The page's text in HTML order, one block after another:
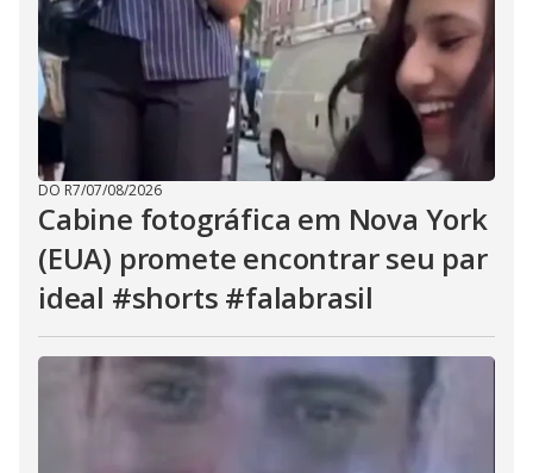
DO R7/07/08/2026
Cabine fotográfica em Nova York
(EUA) promete encontrar seu par
ideal #shorts #falabrasil